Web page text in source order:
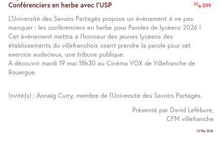
599
Conférenciers en herbe avec l’USP
L’Université des Savoirs Partagés propose un évènement à ne pas
manquer : les conférenciers en herbe pour Paroles de lycéens 2026 !
Cet événement mettra à l’honneur des jeunes lycéens des
établissements du villefranchois osant prendre la parole pour cet
exercice audacieux, une tribune publique.
A découvrir mardi 19 mai 18h30 au Cinéma VOX de Villefranche de
Rouergue.
Invité(s) : Annaïg Curry, membre de l’Université des Savoirs Partagés.
Présenté par David Lefébure,
CFM villefranche
12 Mai 2026